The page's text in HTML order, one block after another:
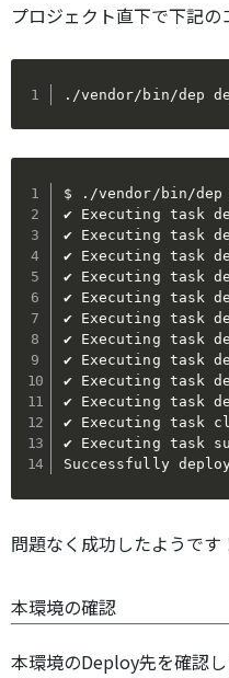
プロジェクト直下で下記の
./vendor/bin/dep
$ ./vendor/bin/dep
✔ Executing task
✔ Executing task
✔ Executing task
✔ Executing task
✔ Executing task
✔ Executing task
✔ Executing task
✔ Executing task
✔ Executing task
✔ Executing task
✔ Executing task
✔ Executing task
Successfully
問題なく成功したようです
本環境の確認
本環境のDeploy先を確認し